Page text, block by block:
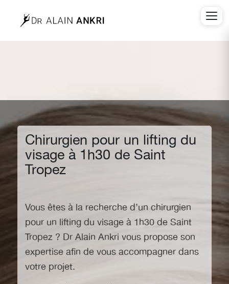
Chirurgien pour un lifting du
visage à 1h30 de Saint
Tropez
Vous êtes à la recherche d’un chirurgien
pour un lifting du visage à 1h30 de Saint
Tropez? Dr Alain Ankri vous propose son
expertise afin de vous accompagner dans
votre projet.